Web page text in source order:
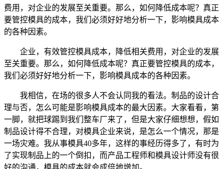
费用，对企业的发展至关重要。那么，如何降低成本呢？真正
要管控模具的成本，我们必须好好地分析一下，影响模具成本
的各种因素。
企业，有效管控模具成本，降低相关费用，对企业的发展
至关重要。那么，如何降低成本呢？真正要管控模具的成本，
我们必须好好地分析一下，影响模具成本的各种因素。
我相信，在场的很多人不会认同我的看法。制品的设计合
理与否，怎么可能是影响模具成本的最大因素。大家看看，第
一脚，就把球踢到我们整车厂来了，但是大家仔细想想，假如
制品设计得不合理，对模具企业来说，是怎么一个情况，那是
一场灾难。我从事模具40多年，这样的事经历得多了，有时为
了实现制品上的一个倒扣，而产品工程师和模具设计师没有很